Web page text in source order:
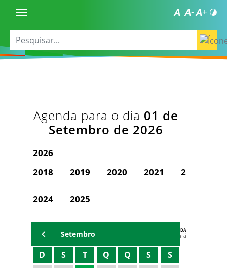
Agenda para o dia 01 de
Setembro de 2026
2026
2018
2019 2020 2021 2022
2024 2025
AGENDA
Polícia Militar do Ceará
Setembro
D S T Q Q S S